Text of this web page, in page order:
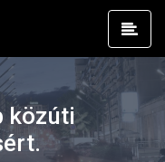
közúti